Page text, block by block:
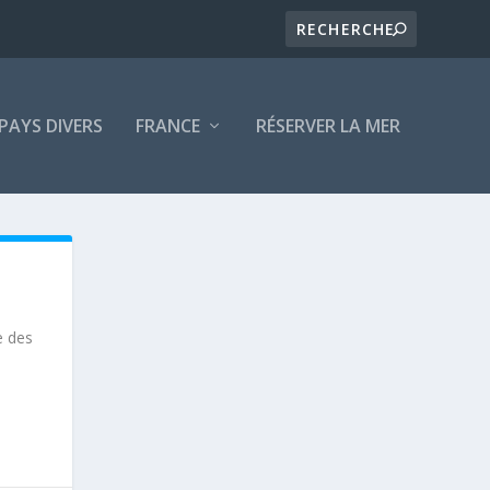
PAYS DIVERS FRANCE RÉSERVER LA MER
des